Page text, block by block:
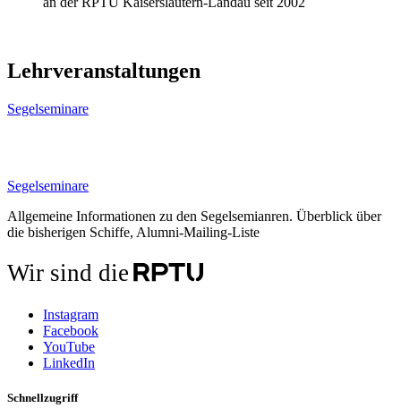
Lehrveranstaltungen
Segelseminare
Segelseminare
Allgemeine Informationen zu den Segelsemianren. Überblick über
die bisherigen Schiffe, Alumni-Mailing-Liste
Wir sind die
Instagram
Facebook
YouTube
LinkedIn
Schnellzugriff